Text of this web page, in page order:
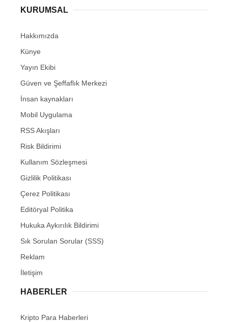
KURUMSAL
Hakkımızda
Künye
Yayın Ekibi
Güven ve Şeffaflık Merkezi
İnsan kaynakları
Mobil Uygulama
RSS Akışları
Risk Bildirimi
Kullanım Sözleşmesi
Gizlilik Politikası
Çerez Politikası
Editöryal Politika
Hukuka Aykırılık Bildirimi
Sık Sorulan Sorular (SSS)
Reklam
İletişim
HABERLER
Kripto Para Haberleri